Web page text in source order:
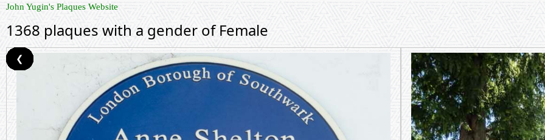
John Yugin's Plaques Website
1368 plaques with a gender of Female
❮
❮
❮
❮
❮
❮
❮
❮
❮
❮
❮
❮
❮
❮
❮
❮
❮
❮
❮
❮
❮
❮
❮
❮
❮
❮
❮
❮
❮
❮
❮
❮
❮
❮
❮
❮
❮
❮
❮
❮
❮
❮
❮
❮
❮
❮
❮
❮
❮
❮
❮
❮
❮
❮
❮
❮
❮
❮
❮
❮
❮
❮
❮
❮
❮
❮
❮
❮
❮
❮
❮
❮
❮
❮
❮
❮
❮
❮
❮
❮
❮
❮
❮
❮
❮
❮
❮
❮
❮
❮
❮
❮
❮
❮
❮
❮
❮
❮
❮
❮
❮
❮
❮
❮
❮
❮
❮
❮
❮
❮
❮
❮
❮
❮
❮
❮
❮
❮
❮
❮
❮
❮
❮
❮
❮
❮
❮
❮
❮
❮
❮
❮
❮
❮
❮
❮
❮
❮
❮
❮
❮
❮
❮
❮
❮
❮
❮
❮
❮
❮
❮
❮
❮
❮
❮
❮
❮
❮
❮
❮
❮
❮
❮
❮
❮
❮
❮
❮
❮
❮
❮
❮
❮
❮
❮
❮
❮
❮
❮
❮
❮
❮
❮
❮
❮
❮
❮
❮
❮
❮
❮
❮
❮
❮
❮
❮
❮
❮
❮
❮
❮
❮
❮
❮
❮
❮
❮
❮
❮
❮
❮
❮
❮
❮
❮
❮
❮
❮
❮
❮
❮
❮
❮
❮
❮
❮
❮
❮
❮
❮
❮
❮
❮
❮
❮
❮
❮
❮
❮
❮
❮
❮
❮
❮
❮
❮
❮
❮
❮
❮
❮
❮
❮
❮
❮
❮
❮
❮
❮
❮
❮
❮
❮
❮
❮
❮
❮
❮
❮
❮
❮
❮
❮
❮
❮
❮
❮
❮
❮
❮
❮
❮
❮
❮
❮
❮
❮
❮
❮
❮
❮
❮
❮
❮
❮
❮
❮
❮
❮
❮
❮
❮
❮
❮
❮
❮
❮
❮
❮
❮
❮
❮
❮
❮
❮
❮
❮
❮
❮
❮
❮
❮
❮
❮
❮
❮
❮
❮
❮
❮
❮
❮
❮
❮
❮
❮
❮
❮
❮
❮
❮
❮
❮
❮
❮
❮
❮
❮
❮
❮
❮
❮
❮
❮
❮
❮
❮
❮
❮
❮
❮
❮
❮
❮
❮
❮
❮
❮
❮
❮
❮
❮
❮
❮
❮
❮
❮
❮
❮
❮
❮
❮
❮
❮
❮
❮
❮
❮
❮
❮
❮
❮
❮
❮
❮
❮
❮
❮
❮
❮
❮
❮
❮
❮
❮
❮
❮
❮
❮
❮
❮
❮
❮
❮
❮
❮
❮
❮
❮
❮
❮
❮
❮
❮
❮
❮
❮
❮
❮
❮
❮
❮
❮
❮
❮
❮
❮
❮
❮
❮
❮
❮
❮
❮
❮
❮
❮
❮
❮
❮
❮
❮
❮
❮
❮
❮
❮
❮
❮
❮
❮
❮
❮
❮
❮
❮
❮
❮
❮
❮
❮
❮
❮
❮
❮
❮
❮
❮
❮
❮
❮
❮
❮
❮
❮
❮
❮
❮
❮
❮
❮
❮
❮
❮
❮
❮
❮
❮
❮
❮
❮
❮
❮
❮
❮
❮
❮
❮
❮
❮
❮
❮
❮
❮
❮
❮
❮
❮
❮
❮
❮
❮
❮
❮
❮
❮
❮
❮
❮
❮
❮
❮
❮
❮
❮
❮
❮
❮
❮
❮
❮
❮
❮
❮
❮
❮
❮
❮
❮
❮
❮
❮
❮
❮
❮
❮
❮
❮
❮
❮
❮
❮
❮
❮
❮
❮
❮
❮
❮
❮
❮
❮
❮
❮
❮
❮
❮
❮
❮
❮
❮
❮
❮
❮
❮
❮
❮
❮
❮
❮
❮
❮
❮
❮
❮
❮
❮
❮
❮
❮
❮
❮
❮
❮
❮
❮
❮
❮
❮
❮
❮
❮
❮
❮
❮
❮
❮
❮
❮
❮
❮
❮
❮
❮
❮
❮
❮
❮
❮
❮
❮
❮
❮
❮
❮
❮
❮
❮
❮
❮
❮
❮
❮
❮
❮
❮
❮
❮
❮
❮
❮
❮
❮
❮
❮
❮
❮
❮
❮
❮
❮
❮
❮
❮
❮
❮
❮
❮
❮
❮
❮
❮
❮
❮
❮
❮
❮
❮
❮
❮
❮
❮
❮
❮
❮
❮
❮
❮
❮
❮
❮
❮
❮
❮
❮
❮
❮
❮
❮
❮
❮
❮
❮
❮
❮
❮
❮
❮
❮
❮
❮
❮
❮
❮
❮
❮
❮
❮
❮
❮
❮
❮
❮
❮
❮
❮
❮
❮
❮
❮
❮
❮
❮
❮
❮
❮
❮
❮
❮
❮
❮
❮
❮
❮
❮
❮
❮
❮
❮
❮
❮
❮
❮
❮
❮
❮
❮
❮
❮
❮
❮
❮
❮
❮
❮
❮
❮
❮
❮
❮
❮
❮
❮
❮
❮
❮
❮
❮
❮
❮
❮
❮
❮
❮
❮
❮
❮
❮
❮
❮
❮
❮
❮
❮
❮
❮
❮
❮
❮
❮
❮
❮
❮
❮
❮
❮
❮
❮
❮
❮
❮
❮
❮
❮
❮
❮
❮
❮
❮
❮
❮
❮
❮
❮
❮
❮
❮
❮
❮
❮
❮
❮
❮
❮
❮
❮
❮
❮
❮
❮
❮
❮
❮
❮
❮
❮
❮
❮
❮
❮
❮
❮
❮
❮
❮
❮
❮
❮
❮
❮
❮
❮
❮
❮
❮
❮
❮
❮
❮
❮
❮
❮
❮
❮
❮
❮
❮
❮
❮
❮
❮
❮
❮
❮
❮
❮
❮
❮
❮
❮
❮
❮
❮
❮
❮
❮
❮
❮
❮
❮
❮
❮
❮
❮
❮
❮
❮
❮
❮
❮
❮
❮
❮
❮
❮
❮
❮
❮
❮
❮
❮
❮
❮
❮
❮
❮
❮
❮
❮
❮
❮
❮
❮
❮
❮
❮
❮
❮
❮
❮
❮
❮
❮
❮
❮
❮
❮
❮
❮
❮
❮
❮
❮
❮
❮
❮
❮
❮
❮
❮
❮
❮
❮
❮
❮
❮
❮
❮
❮
❮
❮
❮
❮
❮
❮
❮
❮
❮
❮
❮
❮
❮
❮
❮
❮
❮
❮
❮
❮
❮
❮
❮
❮
❮
❮
❮
❮
❮
❮
❮
❮
❮
❮
❮
❮
❮
❮
❮
❮
❮
❮
❮
❮
❮
❮
❮
❮
❮
❮
❮
❮
❮
❮
❮
❮
❮
❮
❮
❮
❮
❮
❮
❮
❮
❮
❮
❮
❮
❮
❮
❮
❮
❮
❮
❮
❮
❮
❮
❮
❮
❮
❮
❮
❮
❮
❮
❮
❮
❮
❮
❮
❮
❮
❮
❮
❮
❮
❮
❮
❮
❮
❮
❮
❮
❮
❮
❮
❮
❮
❮
❮
❮
❮
❮
❮
❮
❮
❮
❮
❮
❮
❮
❮
❮
❮
❮
❮
❮
❮
❮
❮
❮
❮
❮
❮
❮
❮
❮
❮
❮
❮
❮
❮
❮
❮
❮
❮
❮
❮
❮
❮
❮
❮
❮
❮
❮
❮
❮
❮
❮
❮
❮
❮
❮
❮
❮
❮
❮
❮
❮
❮
❮
❮
❮
❮
❮
❮
❮
❮
❮
❮
❮
❮
❮
❮
❮
❮
❮
❮
❮
❮
❮
❮
❮
❮
❮
❮
❮
❮
❮
❮
❮
❮
❮
❮
❮
❮
❮
❮
❮
❮
❮
❮
❮
❮
❮
❮
❮
❮
❮
❮
❮
❮
❮
❮
❮
❮
❮
❮
❮
❮
❮
❮
❮
❮
❮
❮
❮
❮
❮
❮
❮
❮
❮
❮
❮
❮
❮
❮
❮
❮
❮
❮
❮
❮
❮
❮
❮
❮
❮
❮
❮
❮
❮
❮
❮
❮
❮
❮
❮
❮
❮
❮
❮
❮
❮
❮
❮
❮
❮
❮
❮
❮
❮
❮
❮
❮
❮
❮
❮
❮
❮
❮
❮
❮
❮
❮
❮
❮
❮
❮
❮
❮
❮
❮
❮
❮
❮
❮
❮
❮
❮
❮
❮
❮
❮
❮
❮
❮
❮
❮
❮
❮
❮
❮
❮